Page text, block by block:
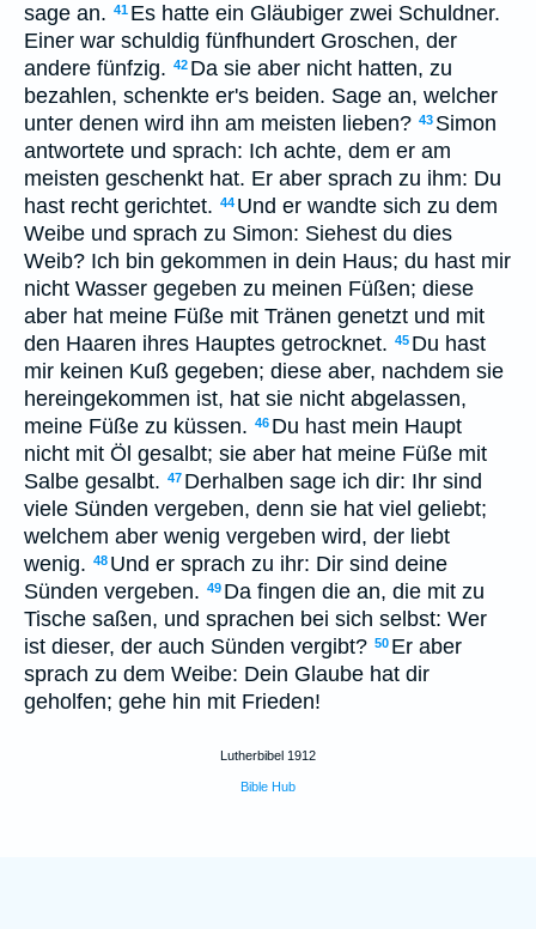
sage an. 41 Es hatte ein Gläubiger zwei Schuldner.
Einer war schuldig fünfhundert Groschen, der
andere fünfzig. 42 Da sie aber nicht hatten, zu
bezahlen, schenkte er's beiden. Sage an, welcher
unter denen wird ihn am meisten lieben? 43 Simon
antwortete und sprach: Ich achte, dem er am
meisten geschenkt hat. Er aber sprach zu ihm: Du
hast recht gerichtet. 44 Und er wandte sich zu dem
Weibe und sprach zu Simon: Siehest du dies
Weib? Ich bin gekommen in dein Haus; du hast mir
nicht Wasser gegeben zu meinen Füßen; diese
aber hat meine Füße mit Tränen genetzt und mit
den Haaren ihres Hauptes getrocknet. 45 Du hast
mir keinen Kuß gegeben; diese aber, nachdem sie
hereingekommen ist, hat sie nicht abgelassen,
meine Füße zu küssen. 46 Du hast mein Haupt
nicht mit Öl gesalbt; sie aber hat meine Füße mit
Salbe gesalbt. 47 Derhalben sage ich dir: Ihr sind
viele Sünden vergeben, denn sie hat viel geliebt;
welchem aber wenig vergeben wird, der liebt
wenig. 48 Und er sprach zu ihr: Dir sind deine
Sünden vergeben. 49 Da fingen die an, die mit zu
Tische saßen, und sprachen bei sich selbst: Wer
ist dieser, der auch Sünden vergibt? 50 Er aber
sprach zu dem Weibe: Dein Glaube hat dir
geholfen; gehe hin mit Frieden!
Lutherbibel 1912
Bible Hub